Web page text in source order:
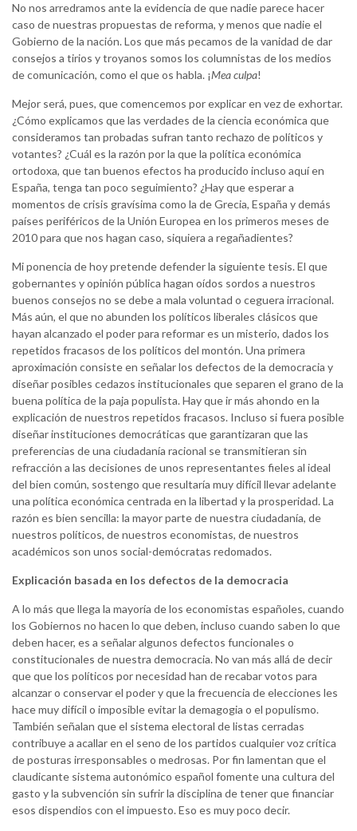
No nos arredramos ante la evidencia de que nadie parece hacer
caso de nuestras propuestas de reforma, y menos que nadie el
Gobierno de la nación. Los que más pecamos de la vanidad de dar
consejos a tirios y troyanos somos los columnistas de los medios
de comunicación, como el que os habla. ¡Mea culpa!
Mejor será, pues, que comencemos por explicar en vez de exhortar.
¿Cómo explicamos que las verdades de la ciencia económica que
consideramos tan probadas sufran tanto rechazo de políticos y
votantes? ¿Cuál es la razón por la que la política económica
ortodoxa, que tan buenos efectos ha producido incluso aquí en
España, tenga tan poco seguimiento? ¿Hay que esperar a
momentos de crisis gravísima como la de Grecia, España y demás
países periféricos de la Unión Europea en los primeros meses de
2010 para que nos hagan caso, siquiera a regañadientes?
Mi ponencia de hoy pretende defender la siguiente tesis. El que
gobernantes y opinión pública hagan oídos sordos a nuestros
buenos consejos no se debe a mala voluntad o ceguera irracional.
Más aún, el que no abunden los políticos liberales clásicos que
hayan alcanzado el poder para reformar es un misterio, dados los
repetidos fracasos de los políticos del montón. Una primera
aproximación consiste en señalar los defectos de la democracia y
diseñar posibles cedazos institucionales que separen el grano de la
buena política de la paja populista. Hay que ir más ahondo en la
explicación de nuestros repetidos fracasos. Incluso si fuera posible
diseñar instituciones democráticas que garantizaran que las
preferencias de una ciudadanía racional se transmitieran sin
refracción a las decisiones de unos representantes fieles al ideal
del bien común, sostengo que resultaría muy difícil llevar adelante
una política económica centrada en la libertad y la prosperidad. La
razón es bien sencilla: la mayor parte de nuestra ciudadanía, de
nuestros políticos, de nuestros economistas, de nuestros
académicos son unos social-demócratas redomados.
Explicación basada en los defectos de la democracia
A lo más que llega la mayoría de los economistas españoles, cuando
los Gobiernos no hacen lo que deben, incluso cuando saben lo que
deben hacer, es a señalar algunos defectos funcionales o
constitucionales de nuestra democracia. No van más allá de decir
que que los políticos por necesidad han de recabar votos para
alcanzar o conservar el poder y que la frecuencia de elecciones les
hace muy difícil o imposible evitar la demagogia o el populismo.
También señalan que el sistema electoral de listas cerradas
contribuye a acallar en el seno de los partidos cualquier voz crítica
de posturas irresponsables o medrosas. Por fin lamentan que el
claudicante sistema autonómico español fomente una cultura del
gasto y la subvención sin sufrir la disciplina de tener que financiar
esos dispendios con el impuesto. Eso es muy poco decir.